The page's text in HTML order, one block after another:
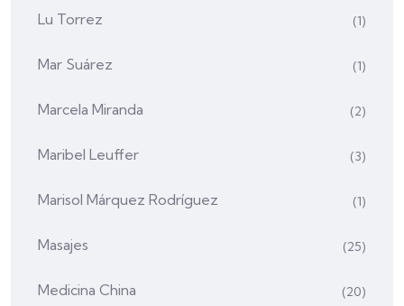
Lu Torrez (1)
Mar Suárez (1)
Marcela Miranda (2)
Maribel Leuffer (3)
Marisol Márquez Rodríguez (1)
Masajes (25)
Medicina China (20)